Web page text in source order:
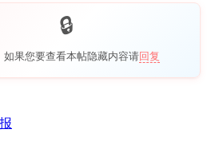
如果您要查看本帖隐藏内容请回复